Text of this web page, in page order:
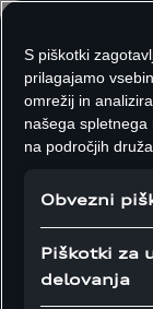
Za potrebe
odstotkov dela
zgolj 55 minut.
platformi PPE,
skupno 180
S piškotki
prilagajamo
omrežij in
našega
na področjih
Obvezni
Piškotki za
delovanja